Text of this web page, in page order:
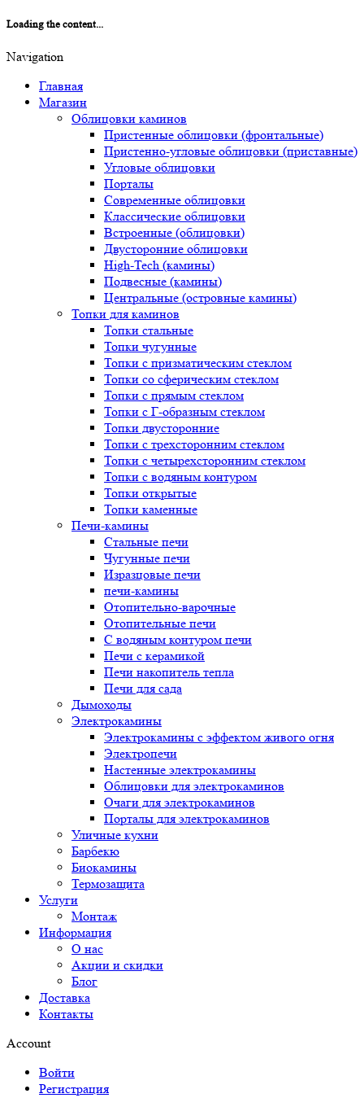
Loading the content...
Navigation
Главная
Магазин
Облицовки каминов
Пристенные облицовки (фронтальные)
Пристенно-угловые облицовки (приставные)
Угловые облицовки
Порталы
Современные облицовки
Классические облицовки
Встроенные (облицовки)
Двусторонние облицовки
High-Tech (камины)
Подвесные (камины)
Центральные (островные камины)
Топки для каминов
Топки стальные
Топки чугунные
Топки с призматическим стеклом
Топки со сферическим стеклом
Топки с прямым стеклом
Топки с Г-образным стеклом
Топки двусторонние
Топки с трехсторонним стеклом
Топки с четырехсторонним стеклом
Топки с водяным контуром
Топки открытые
Топки каменные
Печи-камины
Стальные печи
Чугунные печи
Изразцовые печи
печи-камины
Отопительно-варочные
Отопительные печи
С водяным контуром печи
Печи с керамикой
Печи накопитель тепла
Печи для сада
Дымоходы
Электрокамины
Электрокамины с эффектом живого огня
Электропечи
Настенные электрокамины
Облицовки для электрокаминов
Очаги для электрокаминов
Порталы для электрокаминов
Уличные кухни
Барбекю
Биокамины
Термозащита
Услуги
Монтаж
Информация
О нас
Акции и скидки
Блог
Доставка
Контакты
Account
Войти
Регистрация